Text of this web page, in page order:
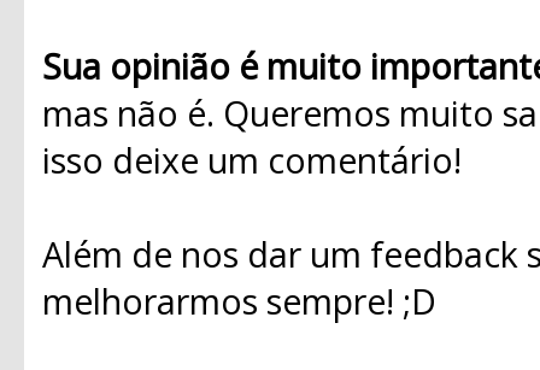
Sua opinião é muito
mas não é. Queremos muito
isso deixe um comentário!
Além de nos dar um
melhorarmos sempre! ;D